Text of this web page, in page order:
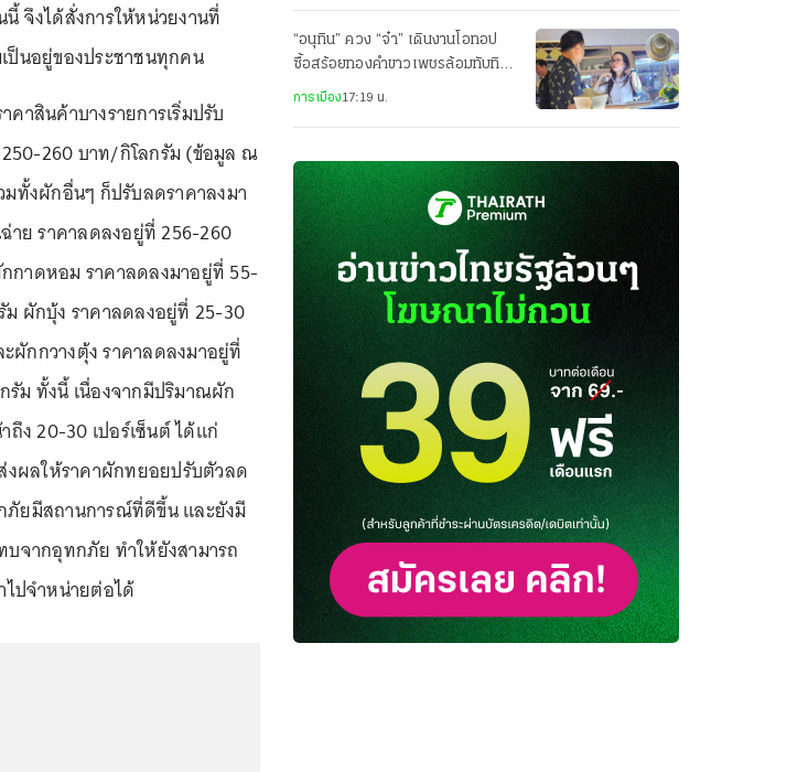
จึงได้สั่งการให้หน่วยงานที่
ป็นอยู่ของประชาชนทุกคน
าสินค้าบางรายการเริ่มปรับ
260 บาท/กิโลกรัม (ข้อมูล ณ
ทั้งผักอื่นๆ ก็ปรับลดราคาลงมา
าย ราคาลดลงอยู่ที่ 256-260
กาดหอม ราคาลดลงมาอยู่ที่ 55-
ม ผักบุ้ง ราคาลดลงอยู่ที่ 25-30
ผักกวางตุ้ง ราคาลดลงมาอยู่ที่
รัม ทั้งนี้ เนื่องจากมีปริมาณผัก
ถึง 20-30 เปอร์เซ็นต์ ได้แก่
งผลให้ราคาผักทยอยปรับตัวลด
ยมีสถานการณ์ที่ดีขึ้น และยังมี
จากอุทกภัย ทำให้ยังสามารถ
ปจำหน่ายต่อได้
“อนุทิน” ควง “จ๋า” เดินงานโอทอป
ซื้อสร้อยทองคำขาวเพชรล้อมทับทิม
กินบ่เซี่ยง ราคา 1.2 ล้านให้
การเมือง17:19 น.